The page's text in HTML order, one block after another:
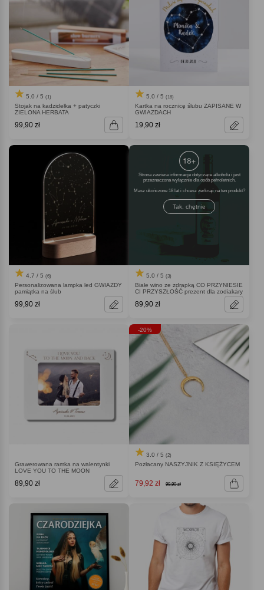
5.0 / 5 (1)
Stojak na kadzidełka + patyczki
ZIELONA HERBATA
99,90 zł
5.0 / 5 (18)
Kartka na rocznicę ślubu ZAPISANE W
GWIAZDACH
19,90 zł
4.7 / 5 (6)
Personalizowana lampka led GWIAZDY
pamiątka na ślub
99,90 zł
Strona zawiera informacje dotyczące alkoholu i jest
przeznaczona wyłącznie dla osób pełnoletnich.
Masz ukończone 18 lat i chcesz zerknąć na ten produkt
Tak, chętnie
5.0 / 5 (3)
Białe wino ze zdrapką CO PRZYNIESIE
CI PRZYSZŁOŚĆ prezent dla zodiakary
89,90 zł
Grawerowana ramka na walentynki
LOVE YOU TO THE MOON
89,90 zł
-20%
3.0 / 5 (2)
Pozłacany NASZYJNIK Z KSIĘŻYCEM
79,92 zł 99,90 zł